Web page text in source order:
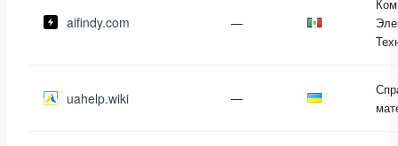
aifindy.com —
uahelp.wiki —